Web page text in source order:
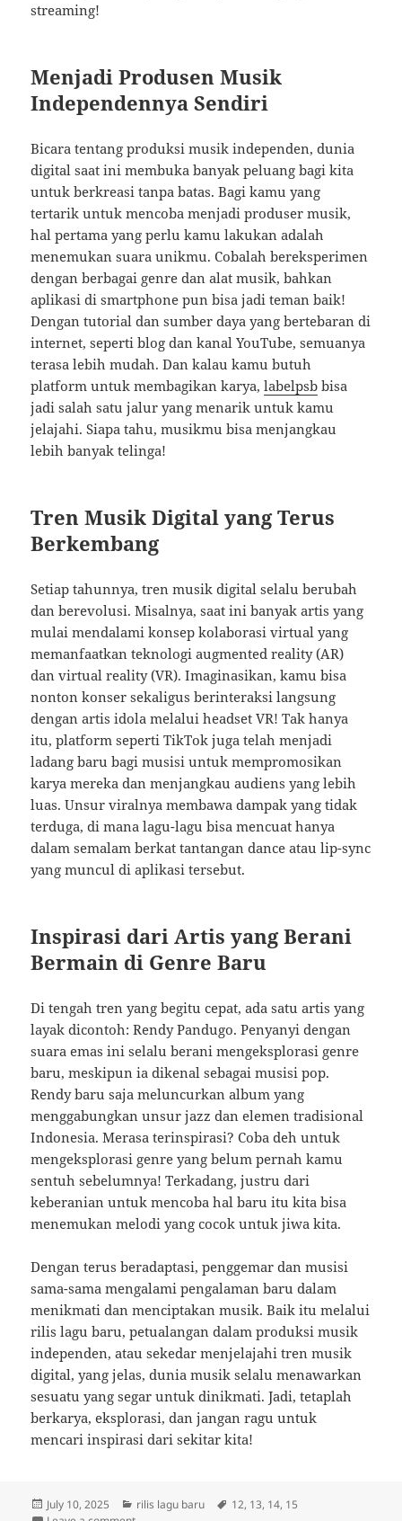
streaming!
Menjadi Produsen Musik
Independennya Sendiri
Bicara tentang produksi musik independen, dunia
digital saat ini membuka banyak peluang bagi kita
untuk berkreasi tanpa batas. Bagi kamu yang
tertarik untuk mencoba menjadi produser musik,
hal pertama yang perlu kamu lakukan adalah
menemukan suara unikmu. Cobalah bereksperimen
dengan berbagai genre dan alat musik, bahkan
aplikasi di smartphone pun bisa jadi teman baik!
Dengan tutorial dan sumber daya yang bertebaran di
internet, seperti blog dan kanal YouTube, semuanya
terasa lebih mudah. Dan kalau kamu butuh
platform untuk membagikan karya,labelpsb bisa
jadi salah satu jalur yang menarik untuk kamu
jelajahi. Siapa tahu, musikmu bisa menjangkau
lebih banyak telinga!
Tren Musik Digital yang Terus
Berkembang
Setiap tahunnya, tren musik digital selalu berubah
dan berevolusi. Misalnya, saat ini banyak artis yang
mulai mendalami konsep kolaborasi virtual yang
memanfaatkan teknologi augmented reality (AR)
dan virtual reality (VR). Imaginasikan, kamu bisa
nonton konser sekaligus berinteraksi langsung
dengan artis idola melalui headset VR! Tak hanya
itu, platform seperti TikTok juga telah menjadi
ladang baru bagi musisi untuk mempromosikan
karya mereka dan menjangkau audiens yang lebih
luas. Unsur viralnya membawa dampak yang tidak
terduga, di mana lagu-lagu bisa mencuat hanya
dalam semalam berkat tantangan dance atau lip-sync
yang muncul di aplikasi tersebut.
Inspirasi dari Artis yang Berani
Bermain di Genre Baru
Di tengah tren yang begitu cepat, ada satu artis yang
layak dicontoh: Rendy Pandugo. Penyanyi dengan
suara emas ini selalu berani mengeksplorasi genre
baru, meskipun ia dikenal sebagai musisi pop.
Rendy baru saja meluncurkan album yang
menggabungkan unsur jazz dan elemen tradisional
Indonesia. Merasa terinspirasi? Coba deh untuk
mengeksplorasi genre yang belum pernah kamu
sentuh sebelumnya! Terkadang, justru dari
keberanian untuk mencoba hal baru itu kita bisa
menemukan melodi yang cocok untuk jiwa kita.
Dengan terus beradaptasi, penggemar dan musisi
sama-sama mengalami pengalaman baru dalam
menikmati dan menciptakan musik. Baik itu melalui
rilis lagu baru, petualangan dalam produksi musik
independen, atau sekedar menjelajahi tren musik
digital, yang jelas, dunia musik selalu menawarkan
sesuatu yang segar untuk dinikmati. Jadi, tetaplah
berkarya, eksplorasi, dan jangan ragu untuk
mencari inspirasi dari sekitar kita!
Posted
July 10, 2025 Categories
rilis lagu baru Tags
12, 13, 14, 15